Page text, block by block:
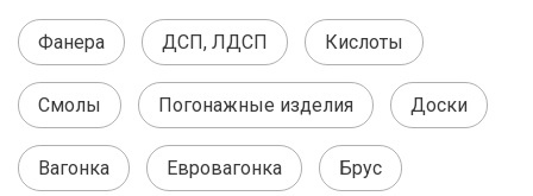
Фанера ДСП, ЛДСП Кислоты
Смолы Погонажные изделия Доски
Вагонка Евровагонка Брус